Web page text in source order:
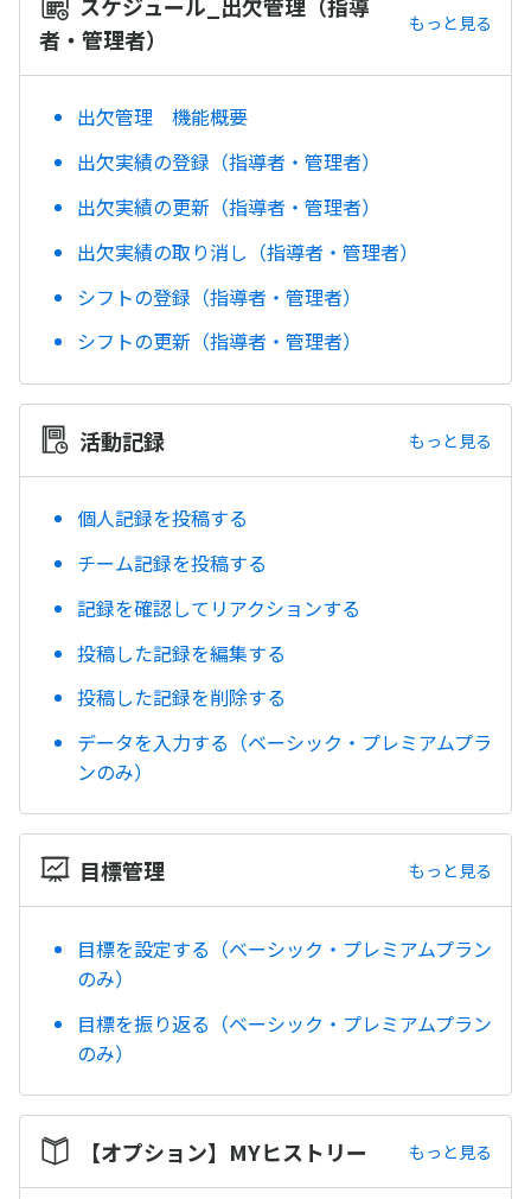
者・管理者）
もっと見る
出欠管理 機能概要
出欠実績の登録（指導者・管理者）
出欠実績の更新（指導者・管理者）
出欠実績の取り消し（指導者・管理者）
シフトの登録（指導者・管理者）
シフトの更新（指導者・管理者）
活動記録 もっと見る
個人記録を投稿する
チーム記録を投稿する
記録を確認してリアクションする
投稿した記録を編集する
投稿した記録を削除する
データを入力する（ベーシック・プレミアムプラ
ンのみ）
目標管理 もっと見る
目標を設定する（ベーシック・プレミアムプラン
のみ）
目標を振り返る（ベーシック・プレミアムプラン
のみ）
【オプション】MYヒストリー もっと見る